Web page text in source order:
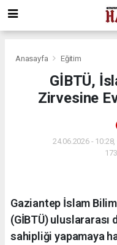
Anasayfa Eğitim
GİBTÜ,
Zirvesine
24.06.2026 -
Gaziantep İslam
(GİBTÜ) uluslararası
sahipliği yapamaya